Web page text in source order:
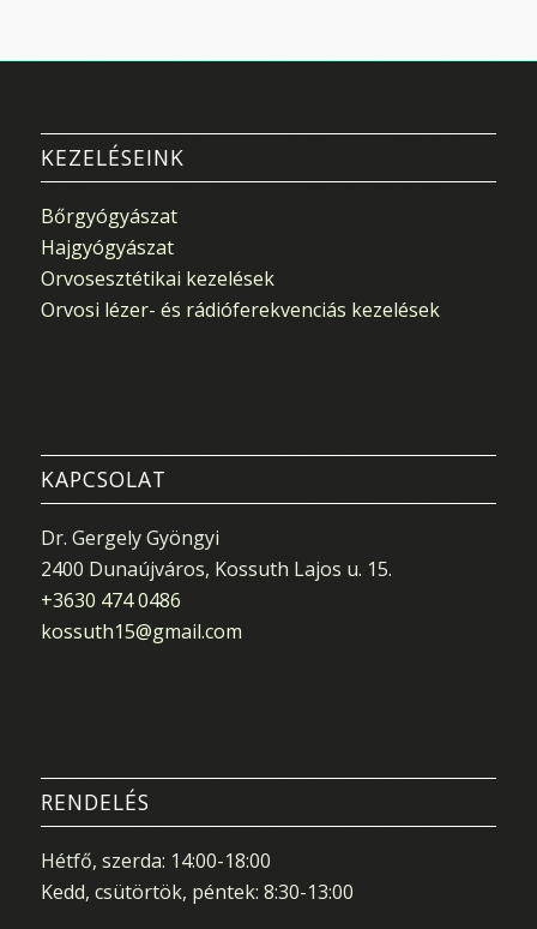
KEZELÉSEINK
Bőrgyógyászat
Hajgyógyászat
Orvosesztétikai kezelések
Orvosi lézer- és rádióferekvenciás kezelések
KAPCSOLAT
Dr. Gergely Gyöngyi
2400 Dunaújváros, Kossuth Lajos u. 15.
+3630 474 0486
kossuth15@gmail.com
RENDELÉS
Hétfő, szerda: 14:00-18:00
Kedd, csütörtök, péntek: 8:30-13:00